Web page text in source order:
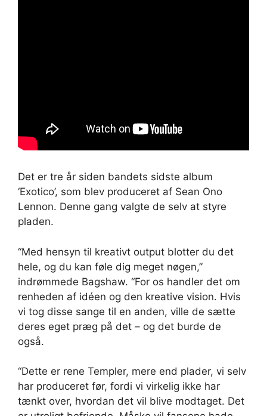
Det er tre år siden bandets sidste album
‘Exotico’, som blev produceret af Sean Ono
Lennon. Denne gang valgte de selv at styre
pladen.
“Med hensyn til kreativt output blotter du det
hele, og du kan føle dig meget nøgen,”
indrømmede Bagshaw. “For os handler det om
renheden af ​​idéen og den kreative vision. Hvis
vi tog disse sange til en anden, ville de sætte
deres eget præg på det – og det burde de
også.
“Dette er rene Templer, mere end plader, vi selv
har produceret før, fordi vi virkelig ikke har
tænkt over, hvordan det vil blive modtaget. Det